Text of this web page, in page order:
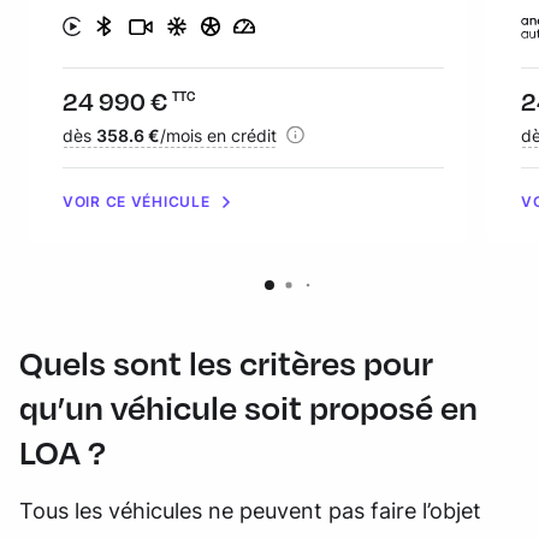
Prix :
24 990 € TTC
Financement :
dès 358.6 €/mois en crédit
VOIR CE VÉHICULE
Quels sont les critères pour
qu’un véhicule soit proposé en
LOA ?
Tous les véhicules ne peuvent pas faire l’objet